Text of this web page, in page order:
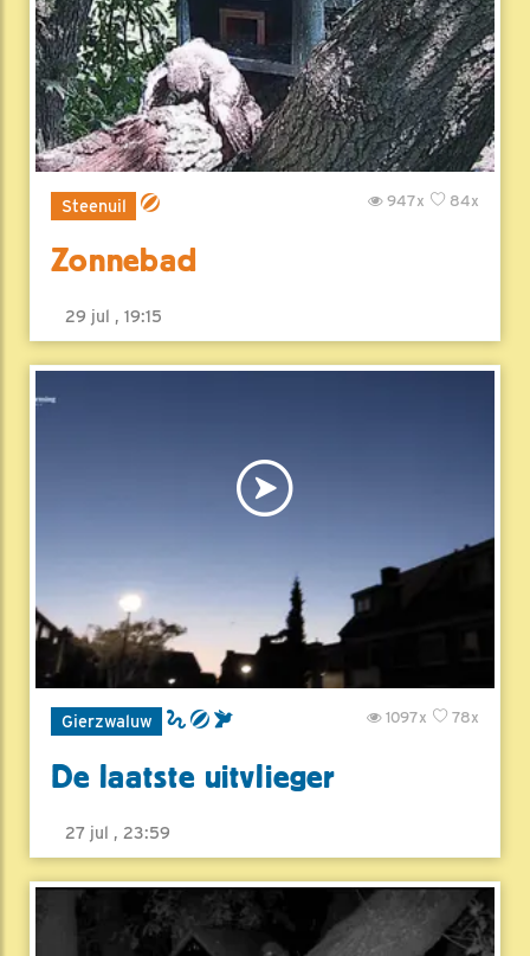
Steenuil 84x
947x
Zonnebad
29 jul , 19:15
Gierzwaluw 78x
1097x
De laatste uitvlieger
27 jul , 23:59